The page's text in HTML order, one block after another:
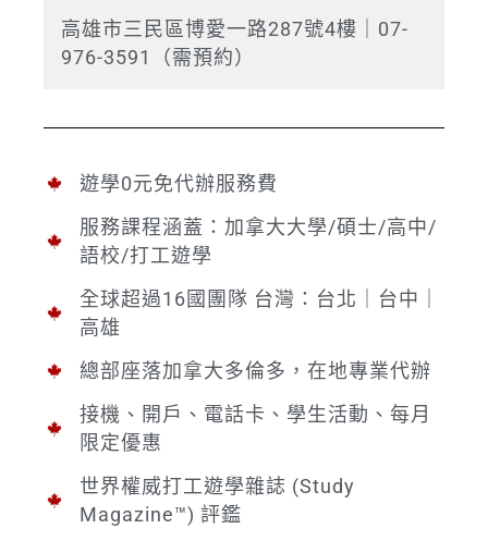
高雄市三民區博愛一路287號4樓｜07-
976-3591（需預約）
遊學0元免代辦服務費
服務課程涵蓋：加拿大大學/碩士/高中/
語校/打工遊學
全球超過16國團隊 台灣：台北｜台中｜
高雄
總部座落加拿大多倫多，在地專業代辦
接機、開戶、電話卡、學生活動、每月
限定優惠
世界權威打工遊學雜誌 (Study
Magazine™) 評鑑